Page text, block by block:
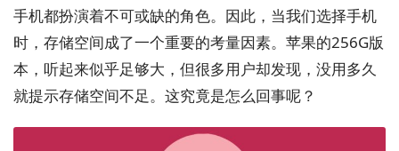
手机都扮演着不可或缺的角色。因此，当我们选择手机
时，存储空间成了一个重要的考量因素。苹果的256G版
本，听起来似乎足够大，但很多用户却发现，没用多久
就提示存储空间不足。这究竟是怎么回事呢？